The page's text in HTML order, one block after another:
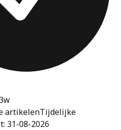
artikelenTijdelijke
31-08-2026